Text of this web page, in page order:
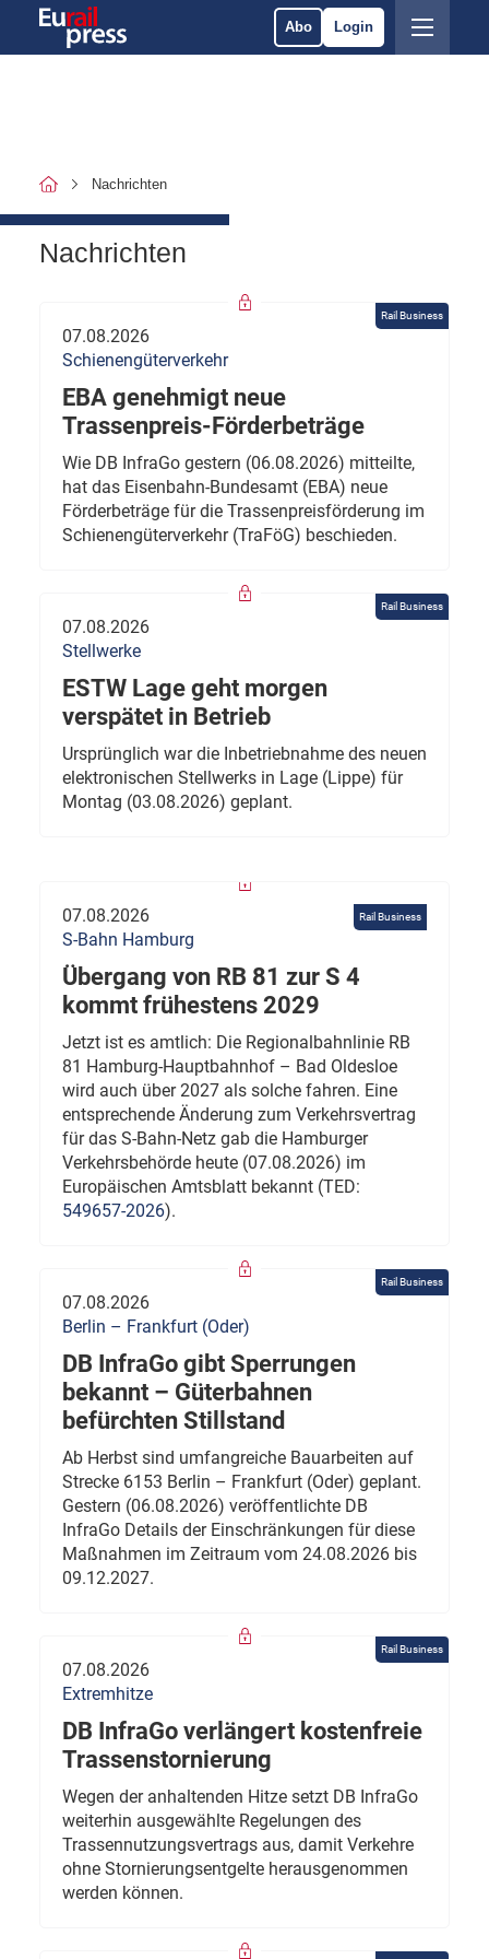
Abo Login
Nachrichten
Nachrichten
Rail Business
07.08.2026
Schienengüterverkehr
EBA genehmigt neue
Trassenpreis-Förderbeträge
Wie DB InfraGo gestern (06.08.2026) mitteilte,
hat das Eisenbahn-Bundesamt (EBA) neue
Förderbeträge für die Trassenpreisförderung im
Schienengüterverkehr (TraFöG) beschieden.
Rail Business
07.08.2026
Stellwerke
ESTW Lage geht morgen
verspätet in Betrieb
Ursprünglich war die Inbetriebnahme des neuen
elektronischen Stellwerks in Lage (Lippe) für
Montag (03.08.2026) geplant.
Rail Business
07.08.2026
S-Bahn Hamburg
Übergang von RB 81 zur S 4
kommt frühestens 2029
Jetzt ist es amtlich: Die Regionalbahnlinie RB
81 Hamburg-Hauptbahnhof – Bad Oldesloe
wird auch über 2027 als solche fahren. Eine
entsprechende Änderung zum Verkehrsvertrag
für das S-Bahn-Netz gab die Hamburger
Verkehrsbehörde heute (07.08.2026) im
Europäischen Amtsblatt bekannt (TED:
549657-2026).
Rail Business
07.08.2026
Berlin – Frankfurt (Oder)
DB InfraGo gibt Sperrungen
bekannt – Güterbahnen
befürchten Stillstand
Ab Herbst sind umfangreiche Bauarbeiten auf
Strecke 6153 Berlin – Frankfurt (Oder) geplant.
Gestern (06.08.2026) veröffentlichte DB
InfraGo Details der Einschränkungen für diese
Maßnahmen im Zeitraum vom 24.08.2026 bis
09.12.2027.
Rail Business
07.08.2026
Extremhitze
DB InfraGo verlängert kostenfreie
Trassenstornierung
Wegen der anhaltenden Hitze setzt DB InfraGo
weiterhin ausgewählte Regelungen des
Trassennutzungsvertrags aus, damit Verkehre
ohne Stornierungsentgelte herausgenommen
werden können.